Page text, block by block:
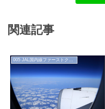
関連記事
005 JAL国内線ファーストクラス